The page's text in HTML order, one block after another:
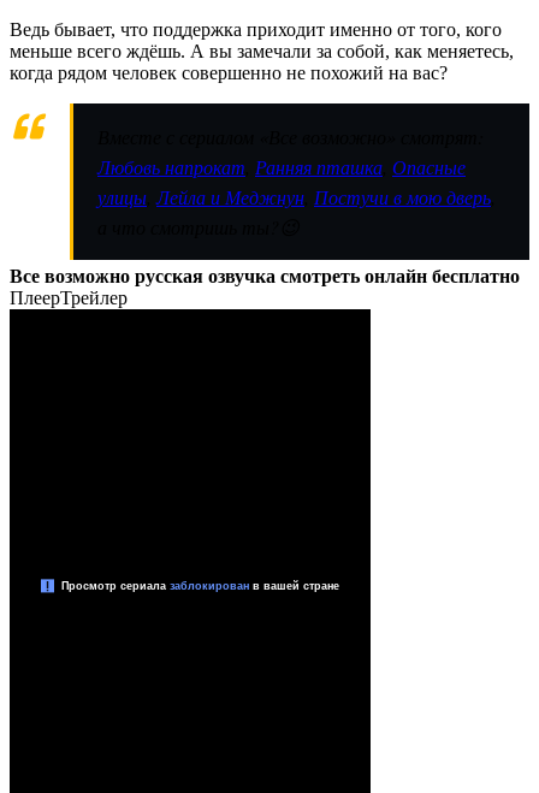
Ведь бывает, что поддержка приходит именно от того, кого
меньше всего ждёшь. А вы замечали за собой, как меняетесь,
когда рядом человек совершенно не похожий на вас?
Любовь напрокат Ранняя пташка Опасные
улицы ,Лейла и Меджнун Постучи в мою дверь
Все возможно русская озвучка смотреть онлайн бесплатно
ПлеерТрейлер